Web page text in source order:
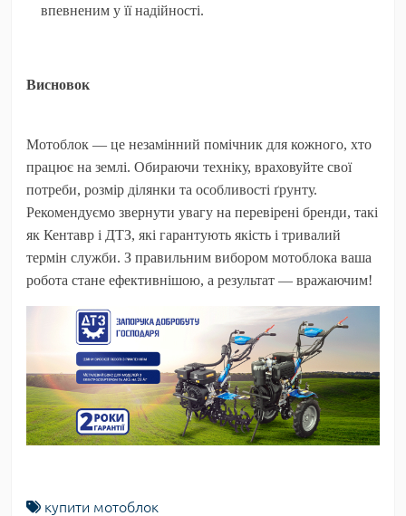
впевненим у її надійності.
Висновок
Мотоблок — це незамінний помічник для кожного, хто
працює на землі. Обираючи техніку, враховуйте свої
потреби, розмір ділянки та особливості ґрунту.
Рекомендуємо звернути увагу на перевірені бренди, такі
як Кентавр і ДТЗ, які гарантують якість і тривалий
термін служби. З правильним вибором мотоблока ваша
робота стане ефективнішою, а результат — вражаючим!
купити мотоблок